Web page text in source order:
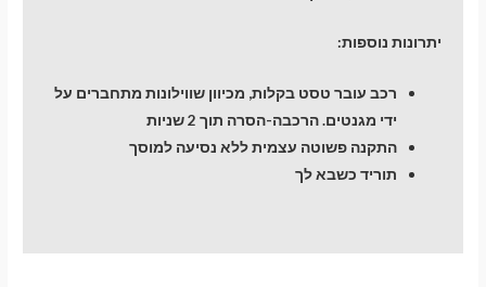
יתרונות נוספות:
רכב עובר טסט בקלות, מכיוון שווילונות מתחברים על
ידי מגנטים. הרכבה-הסרה תוך 2 שניות
התקנה פשוטה עצמית ללא נסיעה למוסך
תוריד כשבא לך